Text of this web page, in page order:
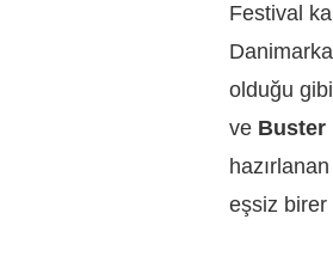
Festival
olduğu
ve Buster
hazırlanan
eşsiz birer